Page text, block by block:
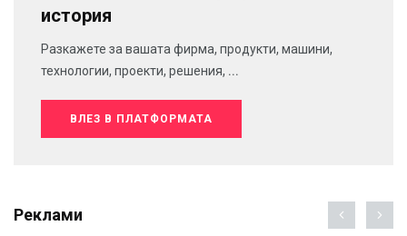
история
Разкажете за вашата фирма, продукти, машини,
технологии, проекти, решения, ...
ВЛЕЗ В ПЛАТФОРМАТА
Реклами